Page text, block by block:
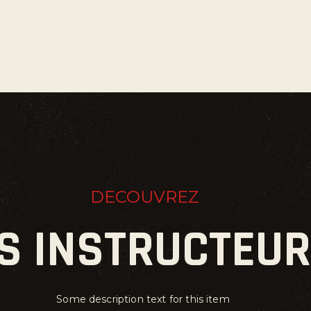
DECOUVREZ
Some description text for this item